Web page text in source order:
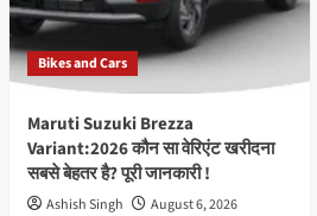
सिर्फ
support
बल्कि
उन्हें
skill,
confidence
Bikes and Cars
Maruti Suzuki Brezza
Variant:2026 कौन सा वेरिएंट खरीदना
सबसे बेहतर है? पूरी जानकारी !
Ashish Singh August 6, 2026